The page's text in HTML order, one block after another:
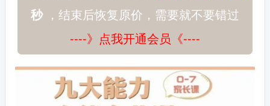
秒，结束后恢复原价，需要就不要错过
----》点我开通会员《----